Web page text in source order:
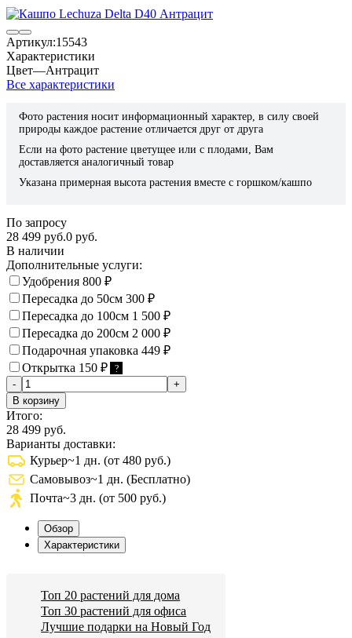
Артикул:15543
Характеристики
Цвет—Антрацит
Все характеристики
Фото растения носит информационный характер, в силу своей
природы каждое растение отличается друг от друга
Если на фото растение цветущее или с плодами, Вам
доставляется аналогичный товар
Указана примерная высота растения вместе с горшком/кашпо
По запросу
28 499 руб.0 руб.
В наличии
Дополнительные услуги:
Удобрения 800 ₽
Пересадка до 50см 300 ₽
Пересадка до 100см 1 500 ₽
Пересадка до 200см 2 000 ₽
Подарочная упаковка 449 ₽
Открытка 150 ₽ ?
-
+
В корзину
Итого:
28 499 руб.
Варианты доставки:
Курьер~1 дн. (от 480 руб.)
Самовывоз~1 дн. (Бесплатно)
Почта~3 дн. (от 500 руб.)
Обзор
Характеристики
Топ 20 растений для дома
Топ 30 растений для офиса
Лучшие подарки на Новый Год